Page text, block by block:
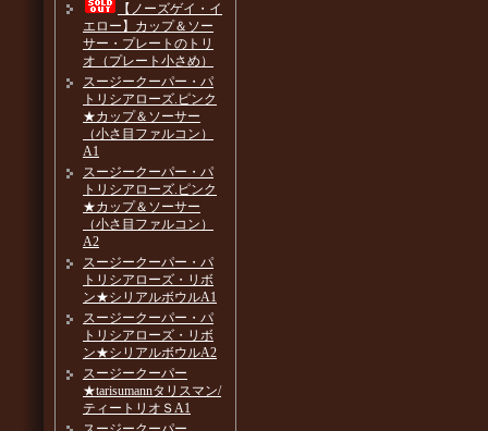
【ノーズゲイ・イ
エロー】カップ＆ソー
サー・プレートのトリ
オ（プレート小さめ）
スージークーパー・パ
トリシアローズ.ピンク
★カップ＆ソーサー
（小さ目ファルコン）
A1
スージークーパー・パ
トリシアローズ.ピンク
★カップ＆ソーサー
（小さ目ファルコン）
A2
スージークーパー・パ
トリシアローズ・リボ
ン★シリアルボウルA1
スージークーパー・パ
トリシアローズ・リボ
ン★シリアルボウルA2
スージークーパー
★tarisumannタリスマン/
ティートリオＳA1